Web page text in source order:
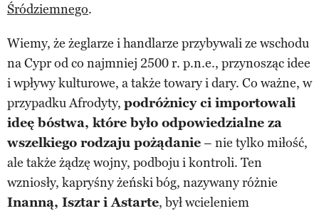
Śródziemnego.
Wiemy, że żeglarze i handlarze przybywali ze wschodu
na Cypr od co najmniej 2500 r. p.n.e., przynosząc idee
i wpływy kulturowe, a także towary i dary. Co ważne, w
przypadku Afrodyty, podróżnicy ci importowali
ideę bóstwa, które było odpowiedzialne za
wszelkiego rodzaju pożądanie– nie tylko miłość,
ale także żądzę wojny, podboju i kontroli. Ten
wzniosły, kapryśny żeński bóg, nazywany różnie
Inanną, Isztar i Astarte, był wcieleniem